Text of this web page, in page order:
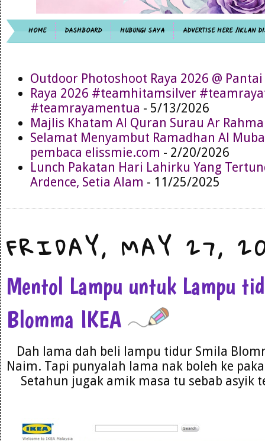
HOME DASHBOARD HUBUNGI SAYA ADVERTISE HERE /IKLAN
Outdoor Photoshoot Raya 2026 @ Pantai
Raya 2026 #teamhitamsilver
#teamrayamentua - 5/13/2026
Majlis Khatam Al Quran Surau Ar
Selamat Menyambut Ramadhan Al
pembaca elissmie.com - 2/20/2026
Lunch Pakatan Hari Lahirku Yang
Ardence, Setia Alam - 11/25/2025
FRIDAY, MAY 27,
Mentol Lampu untuk Lampu
Blomma IKEA
Dah lama dah beli lampu tidur Smila
Naim. Tapi punyalah lama nak boleh ke
Setahun jugak amik masa tu sebab asyik